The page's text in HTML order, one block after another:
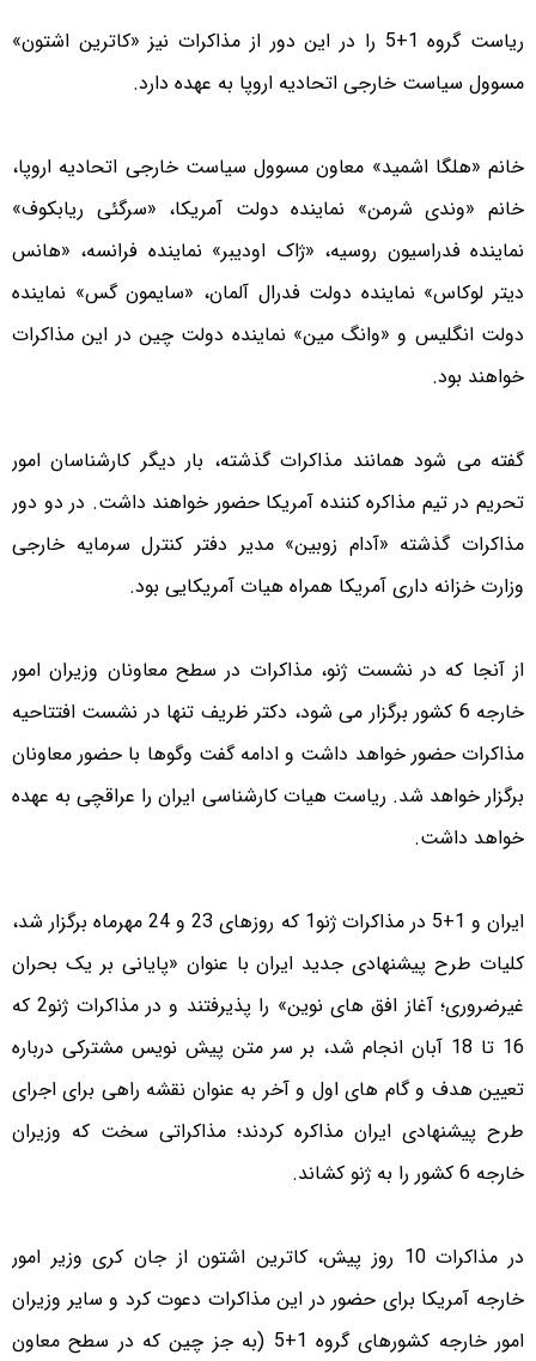
ریاست گروه 1+5 را در این دور از مذاکرات نیز «کاترین اشتون»
مسوول سیاست خارجی اتحادیه اروپا به عهده دارد.
خانم «هلگا اشمید» معاون مسوول سیاست خارجی اتحادیه اروپا،
خانم «وندی شرمن» نماینده دولت آمریکا، «سرگئی ریابکوف»
نماینده فدراسیون روسیه، «ژاک اودیبر» نماینده فرانسه، «هانس
دیتر لوکاس» نماینده دولت فدرال آلمان، «سایمون گس» نماینده
دولت انگلیس و «وانگ مین» نماینده دولت چین در این مذاکرات
خواهند بود.
گفته می شود همانند مذاکرات گذشته، بار دیگر کارشناسان امور
تحریم در تیم مذاکره کننده آمریکا حضور خواهند داشت. در دو دور
مذاکرات گذشته «آدام زوبین» مدیر دفتر کنترل سرمایه خارجی
وزارت خزانه داری آمریکا همراه هیات آمریکایی بود.
از آنجا که در نشست ژنو، مذاکرات در سطح معاونان وزیران امور
خارجه 6 کشور برگزار می شود، دکتر ظریف تنها در نشست افتتاحیه
مذاکرات حضور خواهد داشت و ادامه گفت وگوها با حضور معاونان
برگزار خواهد شد. ریاست هیات کارشناسی ایران را عراقچی به عهده
خواهد داشت.
ایران و 1+5 در مذاکرات ژنو1 که روزهای 23 و 24 مهرماه برگزار شد،
کلیات طرح پیشنهادی جدید ایران با عنوان «پایانی بر یک بحران
غیرضروری؛ آغاز افق های نوین» را پذیرفتند و در مذاکرات ژنو2 که
16 تا 18 آبان انجام شد، بر سر متن پیش نویس مشترکی درباره
تعیین هدف و گام های اول و آخر به عنوان نقشه راهی برای اجرای
طرح پیشنهادی ایران مذاکره کردند؛ مذاکراتی سخت که وزیران
خارجه 6 کشور را به ژنو کشاند.
در مذاکرات 10 روز پیش، کاترین اشتون از جان کری وزیر امور
خارجه آمریکا برای حضور در این مذاکرات دعوت کرد و سایر وزیران
امور خارجه کشورهای گروه 1+5 (به جز چین که در سطح معاون